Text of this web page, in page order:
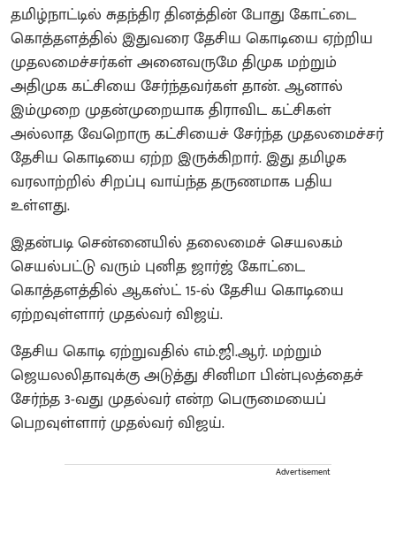
தமிழ்நாட்டில் சுதந்திர தினத்தின் போது கோட்டை
கொத்தளத்தில் இதுவரை தேசிய கொடியை ஏற்றிய
முதலமைச்சர்கள் அனைவருமே திமுக மற்றும்
அதிமுக கட்சியை சேர்ந்தவர்கள் தான். ஆனால்
இம்முறை முதன்முறையாக திராவிட கட்சிகள்
அல்லாத வேறொரு கட்சியைச் சேர்ந்த முதலமைச்சர்
தேசிய கொடியை ஏற்ற இருக்கிறார். இது தமிழக
வரலாற்றில் சிறப்பு வாய்ந்த தருணமாக பதிய
உள்ளது.
இதன்படி சென்னையில் தலைமைச் செயலகம்
செயல்பட்டு வரும் புனித ஜார்ஜ் கோட்டை
கொத்தளத்தில் ஆகஸ்ட் 15-ல் தேசிய கொடியை
ஏற்றவுள்ளார் முதல்வர் விஜய்.
தேசிய கொடி ஏற்றுவதில் எம்.ஜி.ஆர். மற்றும்
ஜெயலலிதாவுக்கு அடுத்து சினிமா பின்புலத்தைச்
சேர்ந்த 3-வது முதல்வர் என்ற பெருமையைப்
பெறவுள்ளார் முதல்வர் விஜய்.
Advertisement